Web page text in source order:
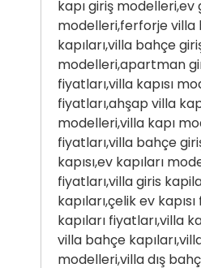
kapı giriş modelleri,ev
modelleri,ferforje villa
kapıları,villa bahçe
modelleri,apartman
fiyatları,villa kapısı
fiyatları,ahşap villa
modelleri,villa kapı
fiyatları,villa bahçe
kapısı,ev kapıları
fiyatları,villa giris
kapıları,çelik ev
kapıları fiyatları,villa
villa bahçe
modelleri,villa dış